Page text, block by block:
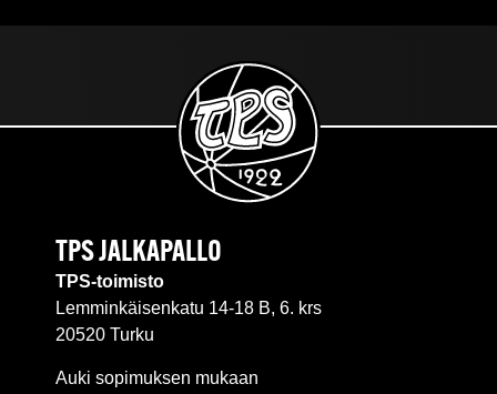
TPS JALKAPALLO
TPS-toimisto
Lemminkäisenkatu 14-18 B, 6. krs
20520 Turku
Auki sopimuksen mukaan